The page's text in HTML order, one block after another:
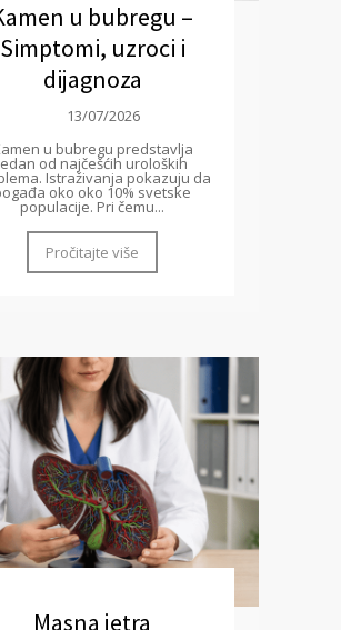
u bubregu –
Simptomi, uzroci i
dijagnoza
13/07/2026
u bubregu predstavlja
od najčešćih uroloških
Istraživanja pokazuju da
oko oko 10% svetske
populacije. Pri čemu...
Pročitajte više
Masna jetra